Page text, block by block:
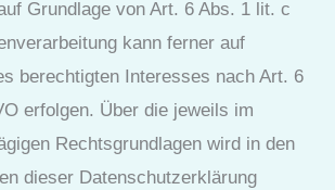
Grundlage von Art. 6 Abs. 1 lit. c
kann ferner auf
berechtigten Interesses nach Art. 6
erfolgen. Über die jeweils im
Rechtsgrundlagen wird in den
dieser Datenschutzerklärung